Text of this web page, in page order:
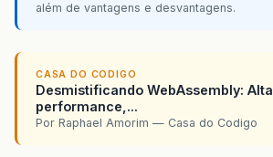
além de vantagens e desvantagens.
CASA DO CODIGO
Desmistificando WebAssembly: Alta
performance,...
Por Raphael Amorim — Casa do Codigo